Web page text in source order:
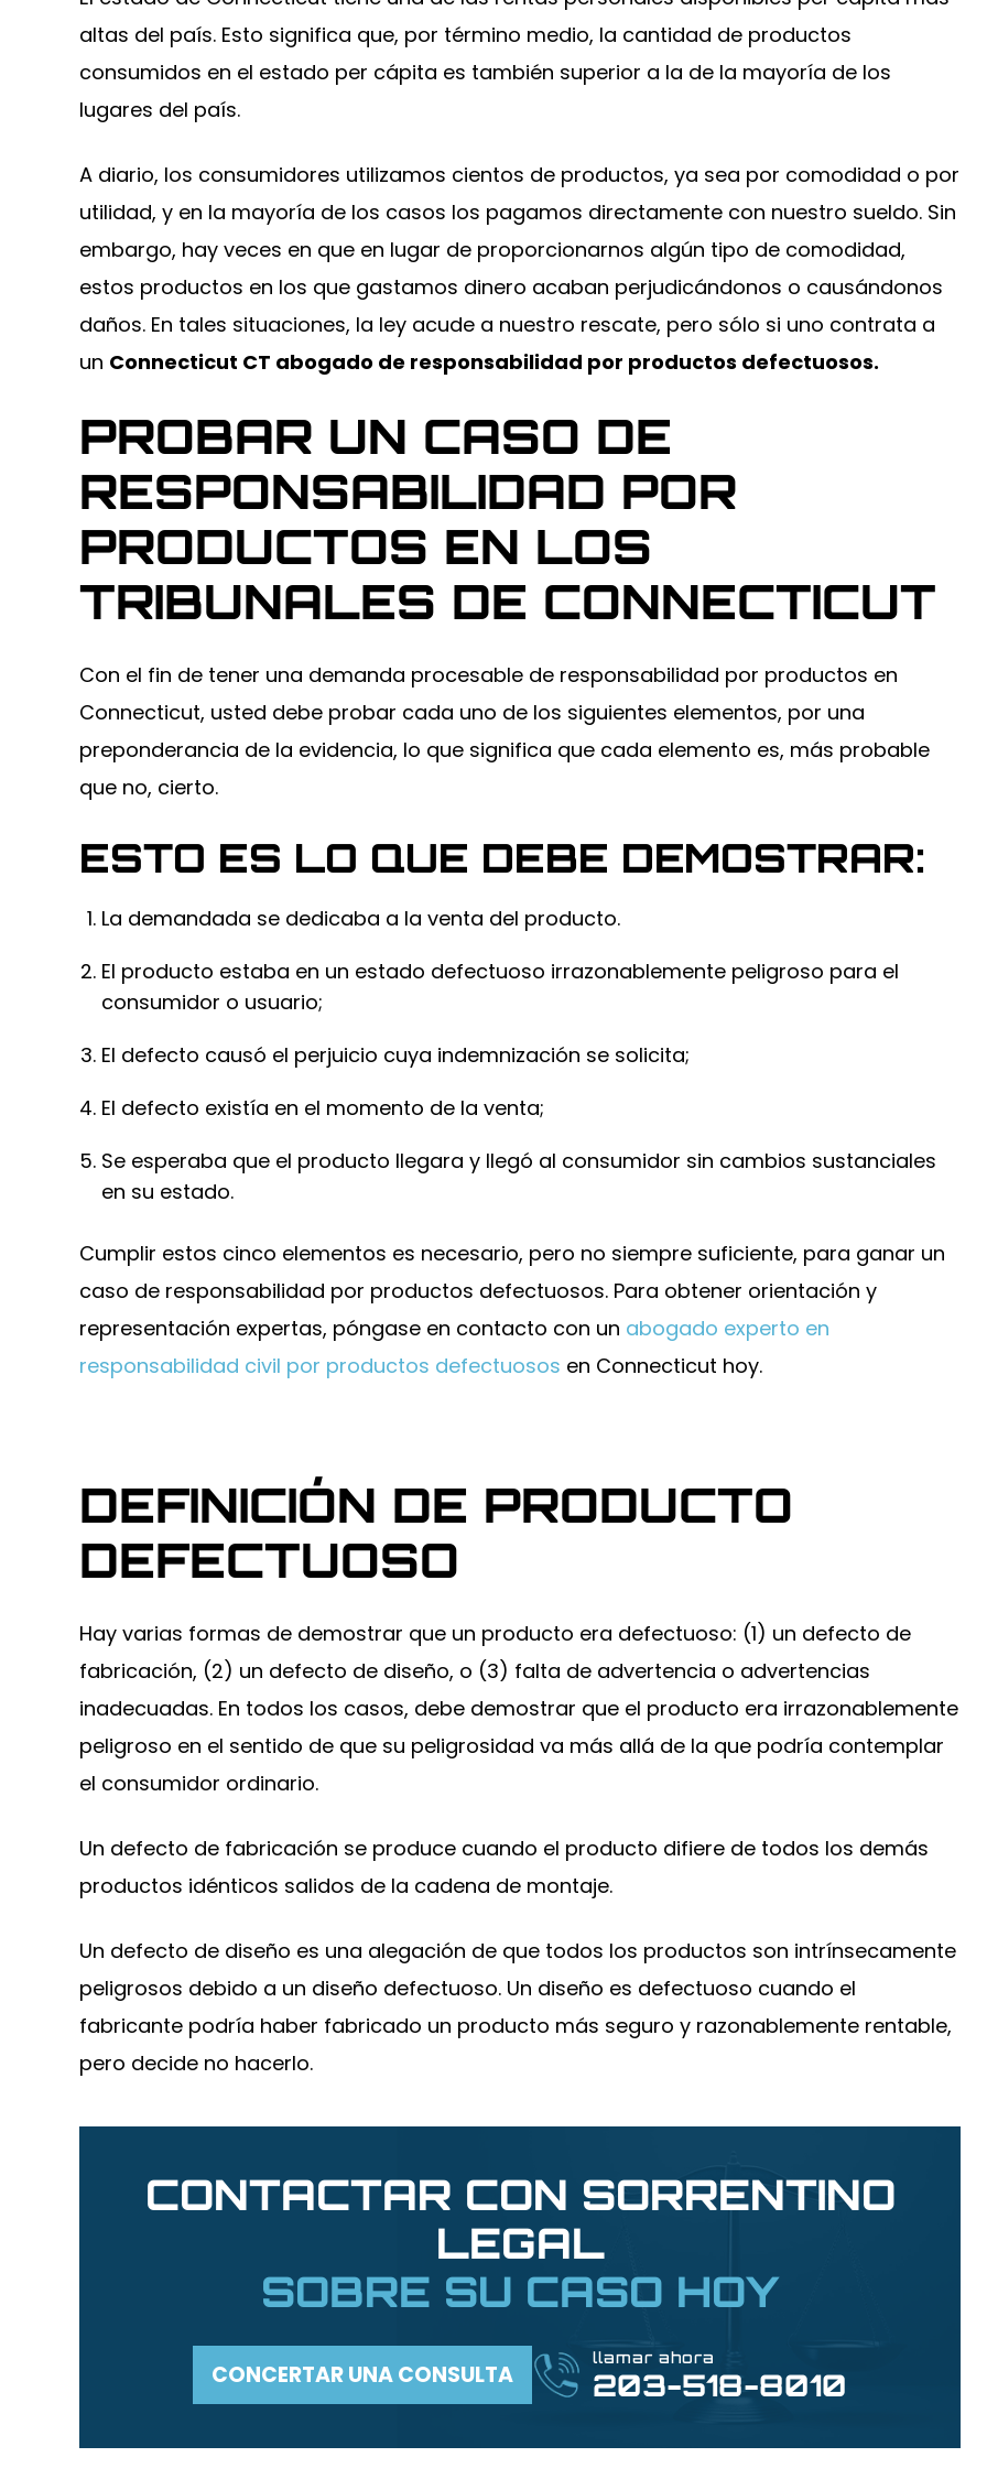
altas del país. Esto significa que, por término medio, la cantidad de productos
consumidos en el estado per cápita es también superior a la de la mayoría de los
lugares del país.
A diario, los consumidores utilizamos cientos de productos, ya sea por comodidad o por
utilidad, y en la mayoría de los casos los pagamos directamente con nuestro sueldo. Sin
embargo, hay veces en que en lugar de proporcionarnos algún tipo de comodidad,
estos productos en los que gastamos dinero acaban perjudicándonos o causándonos
daños. En tales situaciones, la ley acude a nuestro rescate, pero sólo si uno contrata a
un Connecticut CT abogado de responsabilidad por productos defectuosos.
PROBAR UN CASO DE
RESPONSABILIDAD POR
PRODUCTOS EN LOS
TRIBUNALES DE CONNECTICUT
Con el fin de tener una demanda procesable de responsabilidad por productos en
Connecticut, usted debe probar cada uno de los siguientes elementos, por una
preponderancia de la evidencia, lo que significa que cada elemento es, más probable
que no, cierto.
ESTO ES LO QUE DEBE DEMOSTRAR:
La demandada se dedicaba a la venta del producto.
El producto estaba en un estado defectuoso irrazonablemente peligroso para el
consumidor o usuario;
El defecto causó el perjuicio cuya indemnización se solicita;
El defecto existía en el momento de la venta;
Se esperaba que el producto llegara y llegó al consumidor sin cambios sustanciales
en su estado.
Cumplir estos cinco elementos es necesario, pero no siempre suficiente, para ganar un
caso de responsabilidad por productos defectuosos. Para obtener orientación y
representación expertas, póngase en contacto con un abogado experto en
responsabilidad civil por productos defectuosos en Connecticut hoy.
DEFINICIÓN DE PRODUCTO
DEFECTUOSO
Hay varias formas de demostrar que un producto era defectuoso: (1) un defecto de
fabricación, (2) un defecto de diseño, o (3) falta de advertencia o advertencias
inadecuadas. En todos los casos, debe demostrar que el producto era irrazonablemente
peligroso en el sentido de que su peligrosidad va más allá de la que podría contemplar
el consumidor ordinario.
Un defecto de fabricación se produce cuando el producto difiere de todos los demás
productos idénticos salidos de la cadena de montaje.
Un defecto de diseño es una alegación de que todos los productos son intrínsecamente
peligrosos debido a un diseño defectuoso. Un diseño es defectuoso cuando el
fabricante podría haber fabricado un producto más seguro y razonablemente rentable,
pero decide no hacerlo.
CONTACTAR CON SORRENTINO
LEGAL
SOBRE SU CASO HOY
CONCERTAR UNA CONSULTA
llamar ahora
203-518-8010
Sorrentino. Gracias.
-PETER ORTA
durante todo el proceso, me explicó
todo para que yo supiera...
de seguros no quería llegar a un
acuerdo justo, así que contraté
Brad...
$1.75M
El cliente caminaba
estacionamiento y
tropezó...
SEGUIR LEYENDO
$300,000
Nuestro cliente
casa en línea recta...
SEGUIR LEYENDO
$250,000
El cliente fue
en el tráfico con
daños mínimos...